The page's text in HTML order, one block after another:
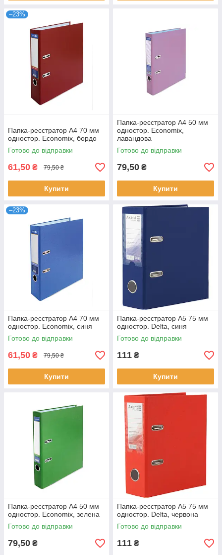
–23%
Папка-реєстратор А4 70 мм
одностор. Economix, бордо
Готово до відправки
61,50 ₴ 79,50 ₴
Купити
Папка-реєстратор А4 50 мм
одностор. Economix,
лавандова
Готово до відправки
79,50 ₴
Купити
–23%
Папка-реєстратор А4 70 мм
одностор. Economix, синя
Готово до відправки
61,50 ₴ 79,50 ₴
Купити
Папка-реєстратор А5 75 мм
одностор. Delta, синя
Готово до відправки
111 ₴
Купити
Папка-реєстратор А4 50 мм
одностор. Economix, зелена
Готово до відправки
79,50 ₴
Папка-реєстратор А5 75 мм
одностор. Delta, червона
Готово до відправки
111 ₴